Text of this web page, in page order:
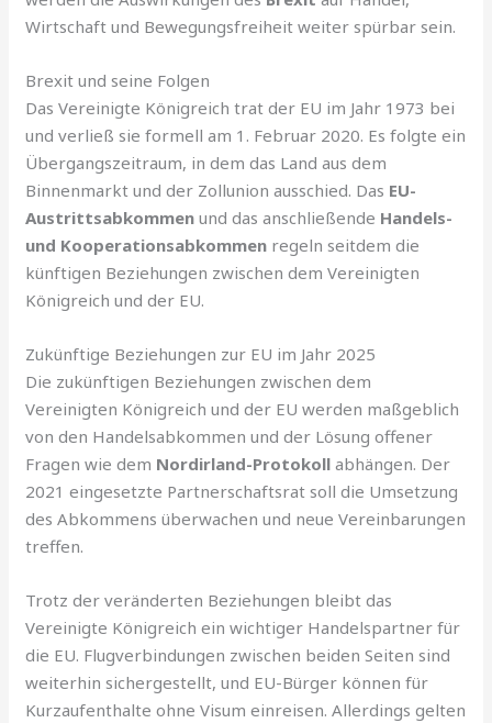
Wirtschaft und Bewegungsfreiheit weiter spürbar sein.
Brexit und seine Folgen
Das Vereinigte Königreich trat der EU im Jahr 1973 bei
und verließ sie formell am 1. Februar 2020. Es folgte ein
Übergangszeitraum, in dem das Land aus dem
Binnenmarkt und der Zollunion ausschied. Das EU-
Austrittsabkommen und das anschließende Handels-
und Kooperationsabkommen regeln seitdem die
künftigen Beziehungen zwischen dem Vereinigten
Königreich und der EU.
Zukünftige Beziehungen zur EU im Jahr 2025
Die zukünftigen Beziehungen zwischen dem
Vereinigten Königreich und der EU werden maßgeblich
von den Handelsabkommen und der Lösung offener
Fragen wie dem Nordirland-Protokoll abhängen. Der
2021 eingesetzte Partnerschaftsrat soll die Umsetzung
des Abkommens überwachen und neue Vereinbarungen
treffen.
Trotz der veränderten Beziehungen bleibt das
Vereinigte Königreich ein wichtiger Handelspartner für
die EU. Flugverbindungen zwischen beiden Seiten sind
weiterhin sichergestellt, und EU-Bürger können für
Kurzaufenthalte ohne Visum einreisen. Allerdings gelten